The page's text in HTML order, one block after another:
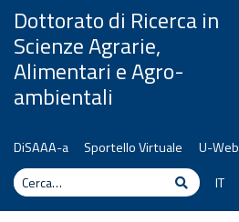
Vai al contenuto
Dottorato di Ricerca in
Scienze Agrarie,
Alimentari e Agro-
ambientali
DiSAAA-a Sportello Virtuale U-Web
Cerca
CercaIT